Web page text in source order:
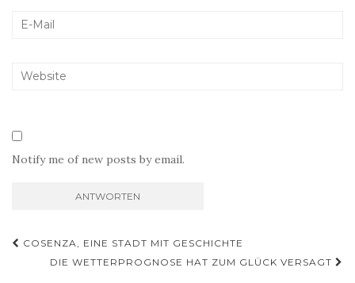
Notify me of new posts by email.
Beitragsnavigation
COSENZA, EINE STADT MIT GESCHICHTE
DIE WETTERPROGNOSE HAT ZUM GLÜCK VERSAGT